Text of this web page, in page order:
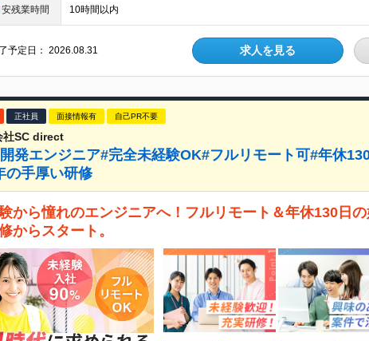
安残業時間 10時間以内
予定日：2026.08.31 求人を見る
正社員 面接情報有 自己PR不要
社SC direct
発エンジニア#完全未経験OK#フルリモート可#年休
の手厚い研修
から憧れのエンジニアへ！フルリモート＆年休130日
からスタート。